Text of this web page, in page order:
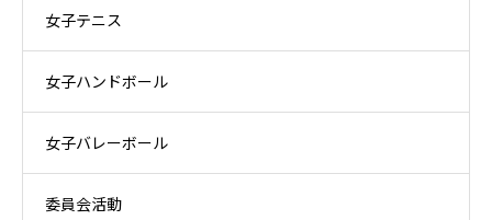
女子テニス
女子ハンドボール
女子バレーボール
委員会活動